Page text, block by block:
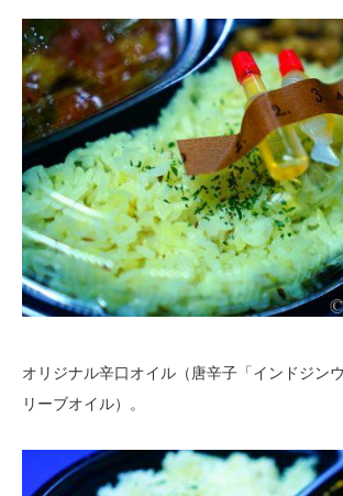
オリジナル辛口オイル（唐辛子「インドジン
リーブオイル）。